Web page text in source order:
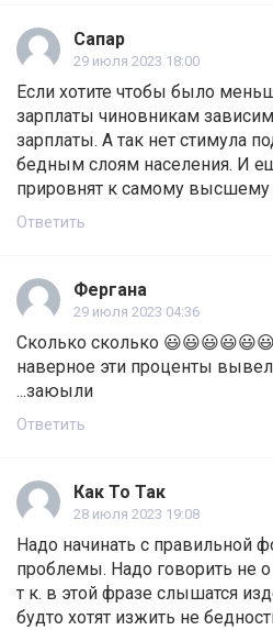
Сапар
29 июля 2023 18:00
Если хотите чтобы было
зарплаты чиновникам
зарплаты. А так нет стимула
бедным слоям населения. И
прировнят к самому высшему
Ответить
Фeргaнa
29 июля 2023 04:36
Сколько сколько
наверное эти проценты
...заюыли
Ответить
Как То Так
28 июля 2023 19:08
Надо начинать с правильной
проблемы. Надо говорить не
т к. в этой фразе слышатся
будто хотят изжить не